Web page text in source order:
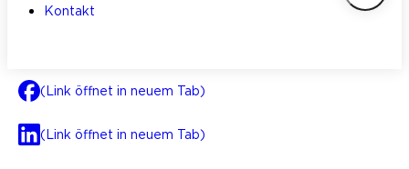
Kontakt
(Link öffnet in neuem Tab)
(Link öffnet in neuem Tab)